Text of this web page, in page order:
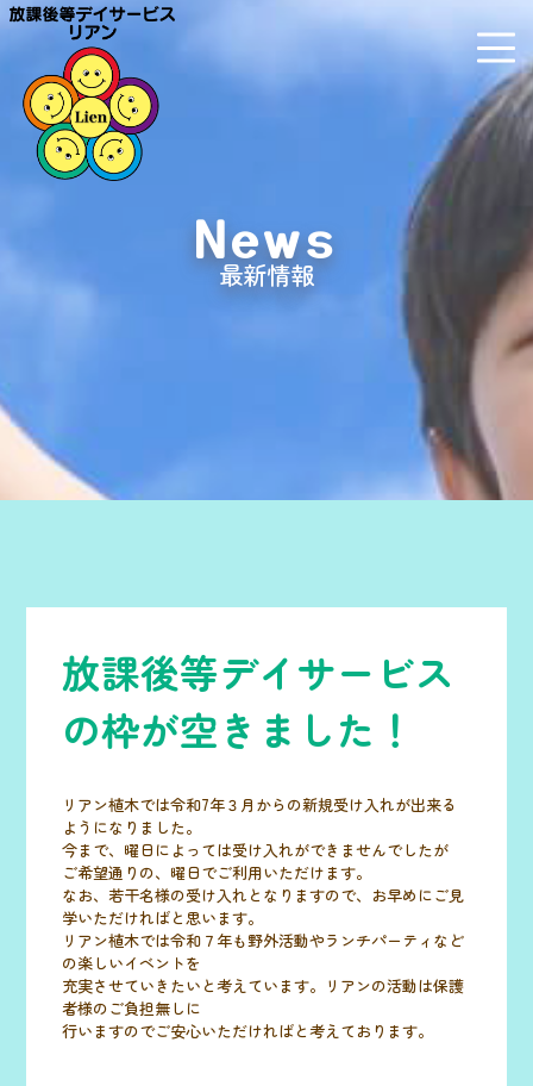
最新情報
News
放課後等デイサービス
の枠が空きました！
リアン植木では令和7年３月からの新規受け入れが出来る
ようになりました。
今まで、曜日によっては受け入れができませんでしたが
ご希望通りの、曜日でご利用いただけます。
なお、若干名様の受け入れとなりますので、お早めにご見
学いただければと思います。
リアン植木では令和７年も野外活動やランチパーティなど
の楽しいイベントを
充実させていきたいと考えています。リアンの活動は保護
者様のご負担無しに
行いますのでご安心いただければと考えております。